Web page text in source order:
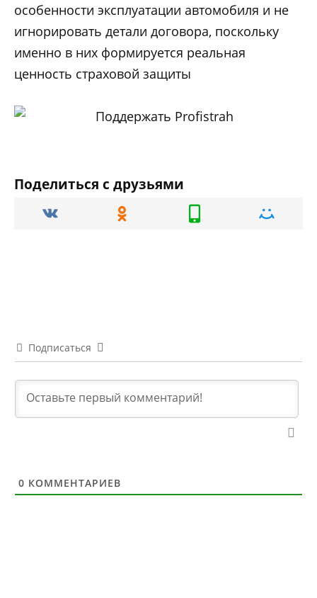
особенности эксплуатации автомобиля и не
игнорировать детали договора, поскольку
именно в них формируется реальная
ценность страховой защиты
Поделиться с друзьями
Подписаться
0 КОММЕНТАРИЕВ